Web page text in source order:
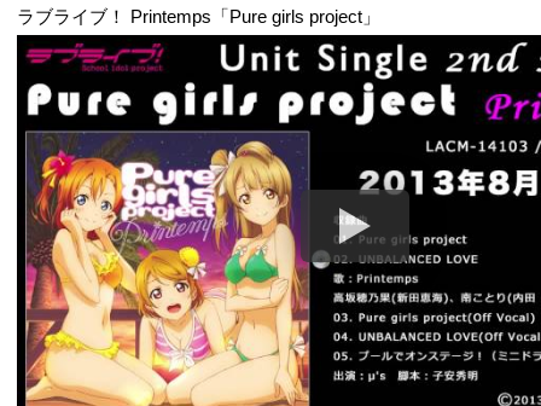
ラブライブ！ Printemps「Pure girls project」